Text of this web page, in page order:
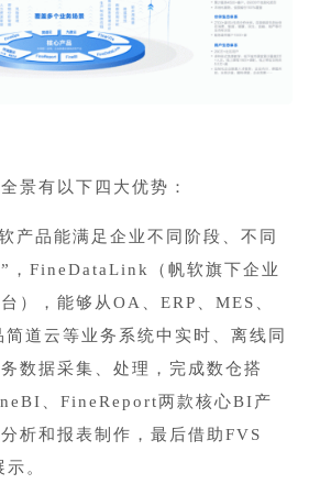
景有以下四大优势：
产品能满足企业不同阶段、不同
，FineDataLink（帆软旗下企业
），能够从OA、ERP、MES、
道云等业务系统中实时、离线同
数据采集、处理，完成数仓搭
、FineReport两款核心BI产
析和报表制作，最后借助FVS
。